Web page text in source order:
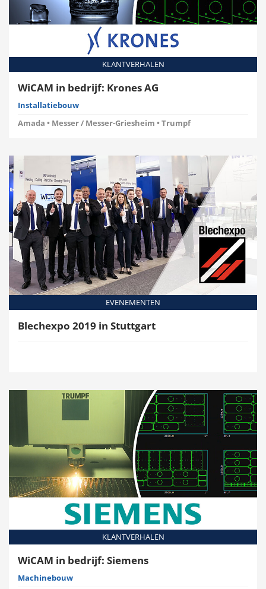
KLANTVERHALEN
WiCAM in bedrijf: Krones AG
Installatiebouw
Amada • Messer / Messer-Griesheim • Trumpf
EVENEMENTEN
Blechexpo 2019 in Stuttgart
KLANTVERHALEN
WiCAM in bedrijf: Siemens
Machinebouw